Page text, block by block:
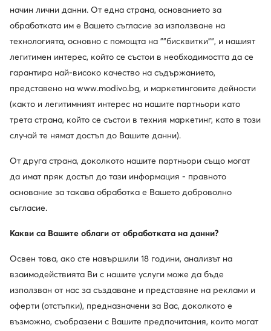
Популярни марки от тази категория
Kappa Jenny Fairy
FURBY Wish
DC Shoes Josef Seibel
Beverly Hills Polo Club G-Star RAW
GINO ROSSI
Reebok
начин лични данни. От една страна, основанието за
обработката им е Вашето съгласие за използване на
технологията, основно с помощта на ""бисквитки"", и нашият
легитимен интерес, който се състои в необходимостта да се
гарантира най-високо качество на съдържанието,
представено на www.modivo.bg, и маркетинговите дейности
(както и легитимният интерес на нашите партньори като
трета страна, който се състои в техния маркетинг, като в този
случай те нямат достъп до Вашите данни).
От друга страна, доколкото нашите партньори също могат
да имат пряк достъп до тази информация - правното
основание за такава обработка е Вашето доброволно
съгласие.
Какви са Вашите облаги от обработката на данни?
Освен това, ако сте навършили 18 години, анализът на
взаимодействията Ви с нашите услуги може да бъде
използван от нас за създаване и представяне на реклами и
оферти (отстъпки), предназначени за Вас, доколкото е
възможно, съобразени с Вашите предпочитания, които могат